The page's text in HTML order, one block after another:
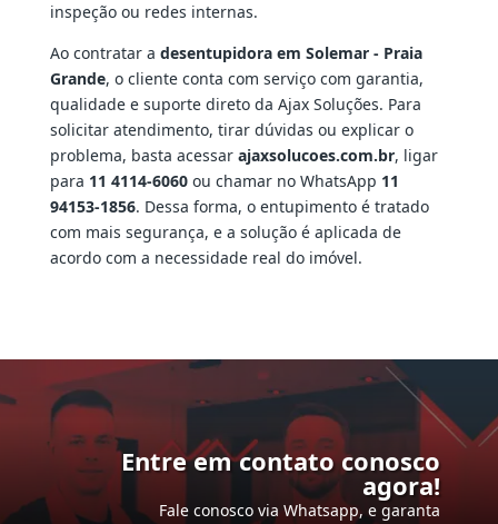
inspeção ou redes internas.
Ao contratar a desentupidora em Solemar - Praia
Grande, o cliente conta com serviço com garantia,
qualidade e suporte direto da Ajax Soluções. Para
solicitar atendimento, tirar dúvidas ou explicar o
problema, basta acessar ajaxsolucoes.com.br, ligar
para 11 4114-6060ou chamar no WhatsApp 11
94153-1856. Dessa forma, o entupimento é tratado
com mais segurança, e a solução é aplicada de
acordo com a necessidade real do imóvel.
Entre em contato conosco
agora!
Fale conosco via Whatsapp, e garanta